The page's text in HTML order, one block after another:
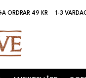
ORDRAR 49 KR 1-3